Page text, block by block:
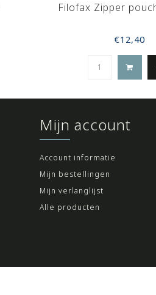
Filofax Zipper
€12,40
Mijn account
Account informatie
Mijn bestellingen
Mijn verlanglijst
Alle producten